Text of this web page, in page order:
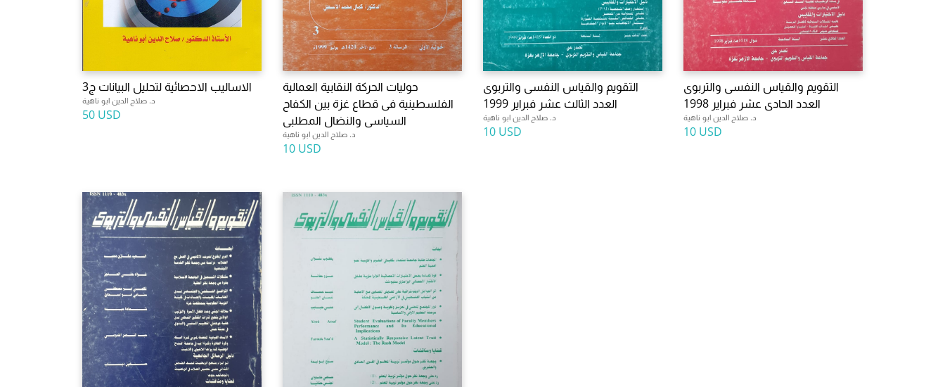
الاساليب الاحصائية لتحليل البيانات ج3
د. صلاح الدين ابو ناهية
50 USD
حوليات الحركة النقابية العمالية
الفلسطينية فى قطاع غزة بين الكفاح
السياسى والنضال المطلبى
د. صلاح الدين ابو ناهية
10 USD
التقويم والقياس النفسى والتربوى
العدد الثالث عشر فبراير 1999
د. صلاح الدين ابو ناهية
10 USD
التقويم والقياس النفسى والتربوى
العدد الحادى عشر فبراير 1998
د. صلاح الدين ابو ناهية
10 USD